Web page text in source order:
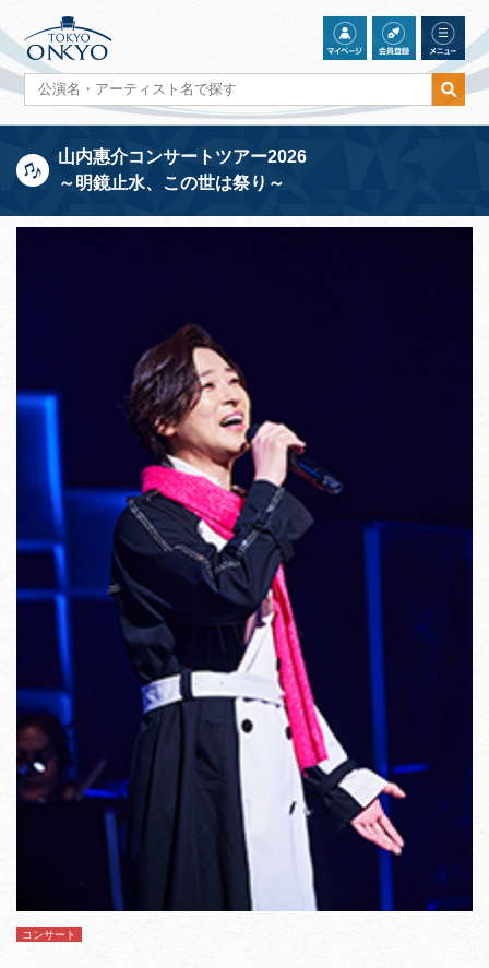
山内惠介コンサートツアー2026
～明鏡止水、この世は祭り～
コンサート